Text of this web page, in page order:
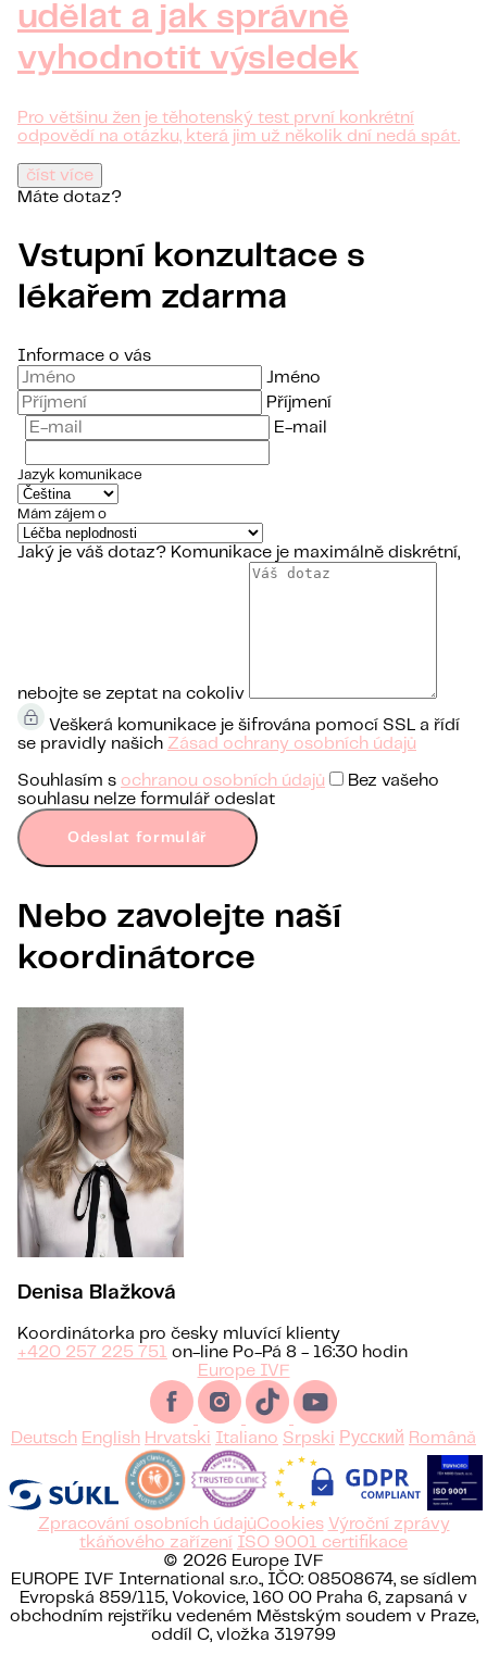
udělat a jak správně
vyhodnotit výsledek
Pro většinu žen je těhotenský test první konkrétní
odpovědí na otázku, která jim už několik dní nedá spát.
číst více
Máte dotaz?
Vstupní konzultace s
lékařem zdarma
Informace o vás
Jméno
Příjmení
E-mail
Jazyk komunikace
Mám zájem o
Jaký je váš dotaz? Komunikace je maximálně diskrétní,
nebojte se zeptat na cokoliv
Veškerá komunikace je šifrována pomocí SSL a řídí
se pravidly našich Zásad ochrany osobních údajů
Souhlasím s ochranou osobních údajů
Bez vašeho
souhlasu nelze formulář odeslat
Odeslat formulář
Nebo zavolejte naší
koordinátorce
Denisa Blažková
Koordinátorka pro česky mluvící klienty
+420 257 225 751 on-line Po-Pá 8 - 16:30 hodin
Europe IVF
Deutsch English Hrvatski Italiano Srpski Русский Română
Zpracování osobních údajůCookies Výroční zprávy
tkáňového zařízení ISO 9001 certifikace
© 2026 Europe IVF
EUROPE IVF International s.r.o., IČO: 08508674, se sídlem
Evropská 859/115, Vokovice, 160 00 Praha 6, zapsaná v
obchodním rejstříku vedeném Městským soudem v Praze,
oddíl C, vložka 319799